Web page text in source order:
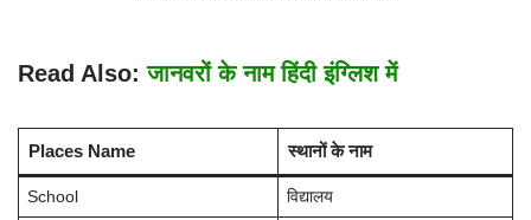
Read Also:जानवरों के नाम हिंदी इंग्लिश में
Places Name स्थानों के नाम
School विद्यालय